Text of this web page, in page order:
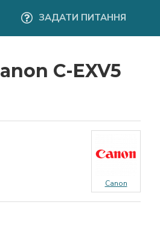
ЗАДАТИ ПИТАННЯ
C-EXV5
Canon